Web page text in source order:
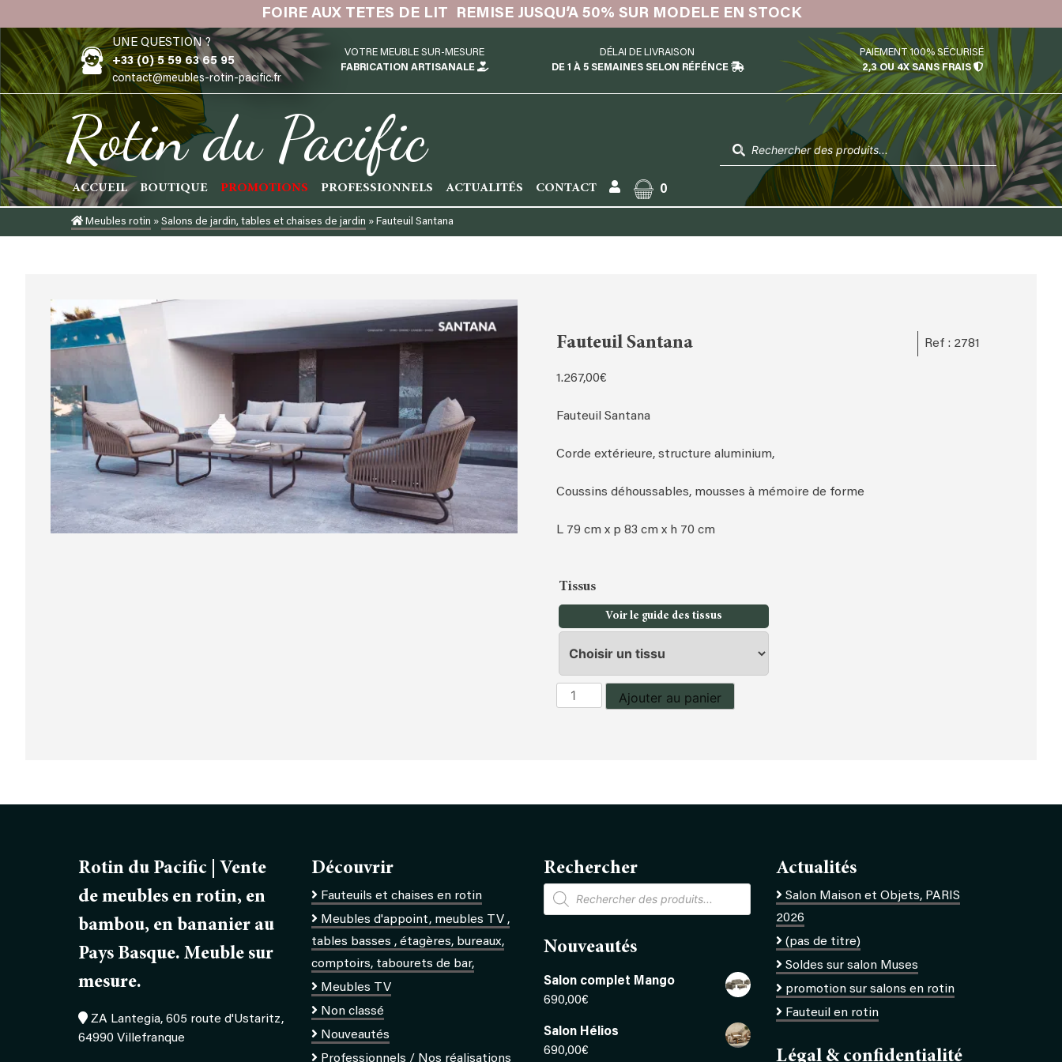
to
content
FOIRE AUX TETES DE LIT REMISE JUSQU’A 50% SUR MODELE EN STOCK
UNE QUESTION ?
+33 (0) 5 59 63 65 95
contact@meubles-rotin-pacific.fr
VOTRE MEUBLE SUR-MESURE
FABRICATION ARTISANALE
DÉLAI DE LIVRAISON
DE 1 À 5 SEMAINES SELON RÉFÉNCE
PAIEMENT 100% SÉCURISÉ
2,3 OU 4X SANS FRAIS
Rotin du Pacific
ACCUEIL BOUTIQUE PROMOTIONS PROFESSIONNELS ACTUALITÉS CONTACT 0
de
produits
Meubles rotin »Salons de jardin, tables et chaises de jardin »Fauteuil Santana
Fauteuil Santana Ref : 2781
1.267,00€
Fauteuil Santana
Corde extérieure, structure aluminium,
Coussins déhoussables, mousses à mémoire de forme
L 79 cm x p 83 cm x h 70 cm
Tissus
Voir le guide des tissus
quantité
de
Ajouter au panier
Rotin du Pacific | Vente
de meubles en rotin, en
bambou, en bananier au
Pays Basque. Meuble sur
mesure.
ZA Lantegia, 605 route d'Ustaritz,
64990 Villefranque
Découvrir
Fauteuils et chaises en rotin
Meubles d'appoint, meubles TV ,
tables basses , étagères, bureaux,
comptoirs, tabourets de bar,
Meubles TV
Non classé
Nouveautés
Professionnels / Nos réalisations
Rechercher
Recherche
de
produits
Nouveautés
Salon complet Mango
690,00€
Salon Hélios
690,00€
Actualités
Salon Maison et Objets, PARIS
2026
(pas de titre)
Soldes sur salon Muses
promotion sur salons en rotin
Fauteuil en rotin
Légal & confidentialité